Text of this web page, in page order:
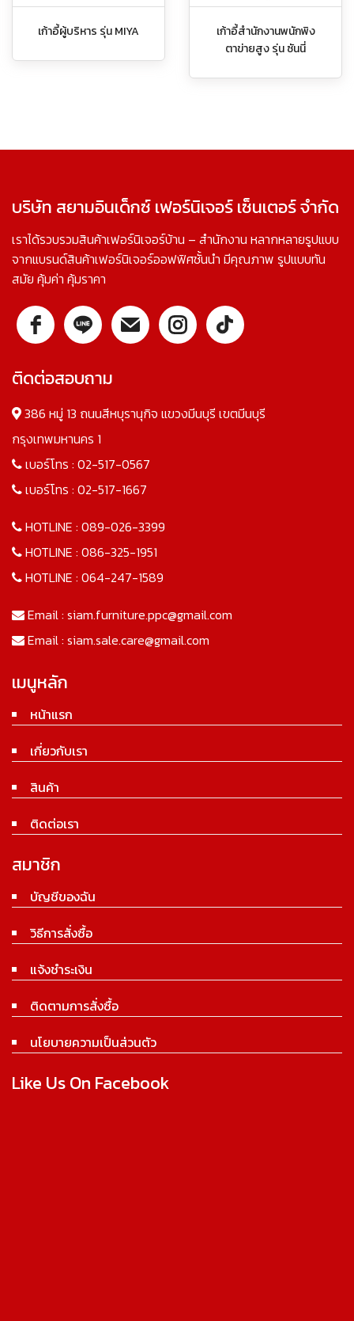
เก้าอี้ผู้บริหาร รุ่น MIYA
เก้าอี้สำนักงานพนักพิง
ตาข่ายสูง รุ่น ซันนี่
บริษัท สยามอินเด็กซ์ เฟอร์นิเจอร์ เซ็นเตอร์ จำกัด
เราได้รวบรวมสินค้าเฟอร์นิเจอร์บ้าน – สำนักงาน หลากหลายรูปแบบ
จากแบรนด์สินค้าเฟอร์นิเจอร์ออฟฟิศชั้นนำ มีคุณภาพ รูปแบบทัน
สมัย คุ้มค่า คุ้มราคา
ติดต่อสอบถาม
386 หมู่ 13 ถนนสีหบุรานุกิจ แขวงมีนบุรี เขตมีนบุรี
กรุงเทพมหานคร 1
เบอร์โทร : 02-517-0567
เบอร์โทร : 02-517-1667
HOTLINE : 089-026-3399
HOTLINE : 086-325-1951
HOTLINE : 064-247-1589
Email : siam.furniture.ppc@gmail.com
Email : siam.sale.care@gmail.com
เมนูหลัก
หน้าแรก
เกี่ยวกับเรา
สินค้า
ติดต่อเรา
สมาชิก
บัญชีของฉัน
วิธีการสั่งซื้อ
แจ้งชำระเงิน
ติดตามการสั่งซื้อ
นโยบายความเป็นส่วนตัว
Like Us On Facebook